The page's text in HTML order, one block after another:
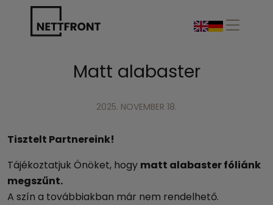
Matt alabaster
2025. NOVEMBER 18.
Tisztelt Partnereink!
Tájékoztatjuk Önöket, hogy matt alabaster fóliánk
megszűnt.
A szín a továbbiakban már nem rendelhető.